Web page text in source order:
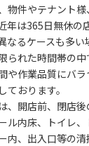
物件やテナント
年は365日無休の
なるケースも多い
られた時間帯の
や作業品質にバ
ております。
、開店前、閉店
ル内床、トイレ
内、出入口等の清